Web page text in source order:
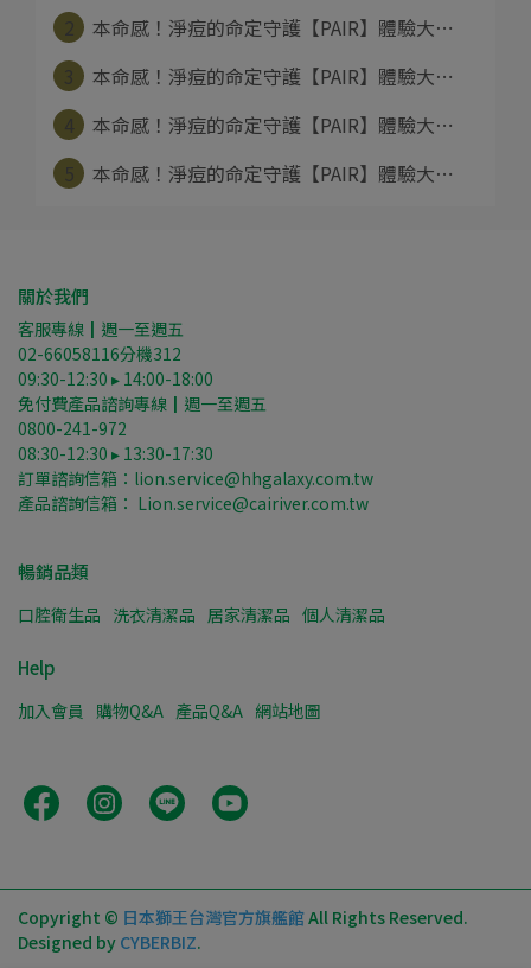
本命感！淨痘的命定守護【PAIR】體驗大⋯
本命感！淨痘的命定守護【PAIR】體驗大⋯
本命感！淨痘的命定守護【PAIR】體驗大⋯
本命感！淨痘的命定守護【PAIR】體驗大⋯
關於我們
客服專線┃週一至週五
02-66058116分機312
09:30-12:30 ▸ 14:00-18:00
免付費產品諮詢專線┃週一至週五
0800-241-972
08:30-12:30 ▸ 13:30-17:30
訂單諮詢信箱：lion.service@hhgalaxy.com.tw
產品諮詢信箱： Lion.service@cairiver.com.tw
暢銷品類
口腔衛生品 洗衣清潔品 居家清潔品 個人清潔品
Help
加入會員 購物Q&A 產品Q&A 網站地圖
Copyright © 日本獅王台灣官方旗艦館All Rights Reserved.
Designed by CYBERBIZ.